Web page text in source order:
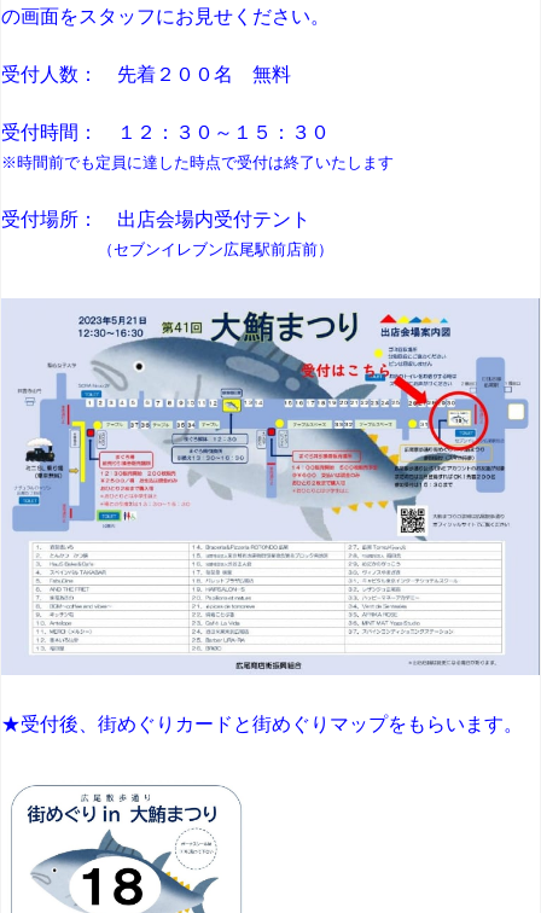
の画面をスタッフにお見せください。
受付人数： 先着２００名 無料
受付時間： １２：３０～１５：３０
※時間前でも定員に達した時点で受付は終了いたします
受付場所： 出店会場内受付テント
（セブンイレブン広尾駅前店前）
★受付後、街めぐりカードと街めぐりマップをもらいます。